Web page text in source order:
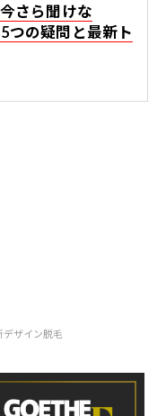
さら聞けな
つの疑問と最新ト
ザイン脱毛